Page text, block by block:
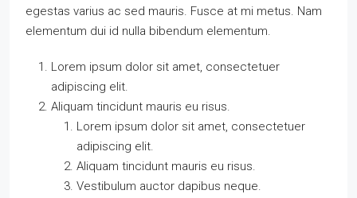
egestas varius ac sed mauris. Fusce at mi metus. Nam
elementum dui id nulla bibendum elementum.
Lorem ipsum dolor sit amet, consectetuer
adipiscing elit.
Aliquam tincidunt mauris eu risus.
Lorem ipsum dolor sit amet, consectetuer
adipiscing elit.
Aliquam tincidunt mauris eu risus.
Vestibulum auctor dapibus neque.